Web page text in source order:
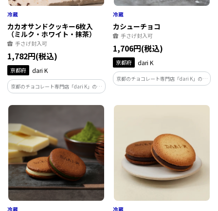
カカオサンドクッキー6枚入
（ミルク・ホワイト・抹茶）
手さげ封入可
1,782円(税込)
京都府 dari K
京都のチョコレート専門店「dari K」の代
表商品。インドネシアのカカオ農家と栽
培から一貫して管理したこだわりのカカ
茶の3種類のフレーバーのアソート。
カシューチョコ
手さげ封入可
1,706円(税込)
京都府 dari K
京都のチョコレート専門店「dari K」の代
表商品。インドネシアのカカオ農家と栽
オ豆を使用。大粒カシューナッツを丸ご